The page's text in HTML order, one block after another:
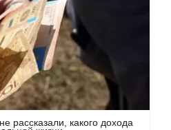
рассказали, какого дохода